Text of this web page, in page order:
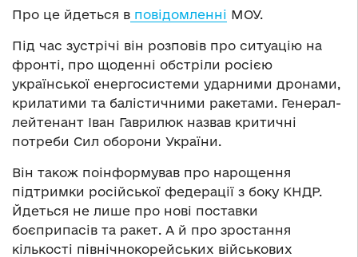
Про це йдеться в повідомленні МОУ.
Під час зустрічі він розповів про ситуацію на
фронті, про щоденні обстріли росією
української енергосистеми ударними дронами,
крилатими та балістичними ракетами. Генерал-
лейтенант Іван Гаврилюк назвав критичні
потреби Сил оборони України.
Він також поінформував про нарощення
підтримки російської федерації з боку КНДР.
Йдеться не лише про нові поставки
боєприпасів та ракет. А й про зростання
кількості північнокорейських військових